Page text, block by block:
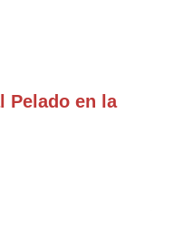
Pelado en la